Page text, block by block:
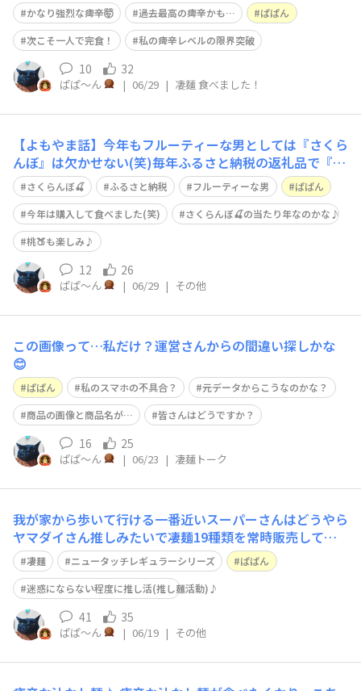
かなり強烈な痺辛🤯 過去最高の痺辛かも…
ぱぱん
次こそ一人で完食！
私の痺辛レベルの限界突破
10 32
ぱぱ〜ん | 06/29 | 凄麺 食べました！
【よもやま話】今年もフルーティーな男としては『さくら
んぼ』は欠かせない(笑)毎年ふるさと納税の返礼品で『さ
くらんぼ🍒』をいただき楽しんでおりましたが、今年はふ
るさと納税は別のモノにしちゃったんですよね…。でも
『さくらんぼ🍒』の魅力には勝てず、結局は購入して食べ
ちゃいました♪購入した『さくらんぼ』は返
さくらんぼ🍒 ふるさと納税 フルーティーな男
ぱぱん
今年は購入して食べました(笑)
さくらんぼ🍒の当たり年なのかな♪
桃🍑も楽しみ♪
12 26
ぱぱ〜ん | 06/29 | その他
この画像って…私だけ？運営さんからの間違い探しかな
😊
ぱぱん 私のスマホの不具合？
元データからこうなのかな？
商品の画像と商品名が…
皆さんはどうですか？
16 25
ぱぱ〜ん | 06/23 | 凄麺トーク
我が家から歩いて行ける一番近いスーパーさんはどうやら
ヤマダイさん推しみたいで凄麺19種類を常時販売してい
て、更にニュータッチレギュラーシリーズも6種類程度取
り扱ってくれておりまして大変助かってます。でも全然見
掛けない商品もあるんですよね…。可能なら凄麺及び画像
のニュータッチレギュラーシリーズを今後全
凄麺 ニュータッチレギュラーシリーズ
ぱぱん
迷惑にならない程度に推し活(推し麺活動)♪
41 35
ぱぱ〜ん | 06/19 | その他